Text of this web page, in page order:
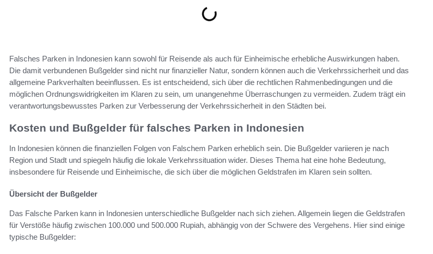
Falsches Parken in Indonesien kann sowohl für Reisende als auch für Einheimische erhebliche Auswirkungen haben.
Die damit verbundenen Bußgelder sind nicht nur finanzieller Natur, sondern können auch die Verkehrssicherheit und das
allgemeine Parkverhalten beeinflussen. Es ist entscheidend, sich über die rechtlichen Rahmenbedingungen und die
möglichen Ordnungswidrigkeiten im Klaren zu sein, um unangenehme Überraschungen zu vermeiden. Zudem trägt ein
verantwortungsbewusstes Parken zur Verbesserung der Verkehrssicherheit in den Städten bei.
Kosten und Bußgelder für falsches Parken in Indonesien
In Indonesien können die finanziellen Folgen von Falschem Parken erheblich sein. Die Bußgelder variieren je nach
Region und Stadt und spiegeln häufig die lokale Verkehrssituation wider. Dieses Thema hat eine hohe Bedeutung,
insbesondere für Reisende und Einheimische, die sich über die möglichen Geldstrafen im Klaren sein sollten.
Übersicht der Bußgelder
Das Falsche Parken kann in Indonesien unterschiedliche Bußgelder nach sich ziehen. Allgemein liegen die Geldstrafen
für Verstöße häufig zwischen 100.000 und 500.000 Rupiah, abhängig von der Schwere des Vergehens. Hier sind einige
typische Bußgelder: